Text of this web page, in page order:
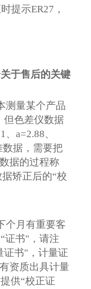
提示ER27，
于售后的关键
测量某个产品
但色差仪数据
a=2.88、
数据，需要把
据的过程称
矫正后的“校
个月有重要客
证书"，请注
证书"，计量证
资质出具计量
供“校正证